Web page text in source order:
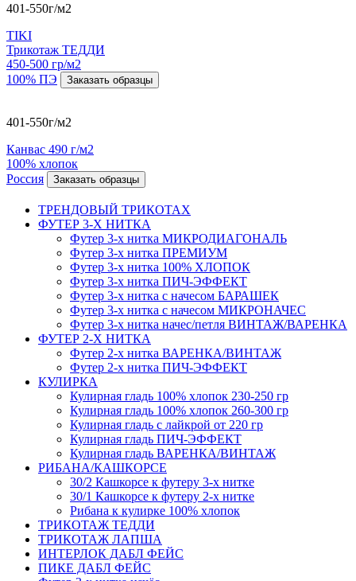
401-550г/м2
TIKI
Трикотаж ТЕДДИ
450-500 гр/м2
100% ПЭ
Заказать образцы
401-550г/м2
Канвас 490 г/м2
100% хлопок
Россия
Заказать образцы
ТРЕНДОВЫЙ ТРИКОТАХ
ФУТЕР 3-Х НИТКА
Футер 3-х нитка МИКРОДИАГОНАЛЬ
Футер 3-х нитка ПРЕМИУМ
Футер 3-х нитка 100% ХЛОПОК
Футер 3-х нитка ПИЧ-ЭФФЕКТ
Футер 3-х нитка с начесом БАРАШЕК
Футер 3-х нитка с начесом МИКРОНАЧЕС
Футер 3-х нитка начес/петля ВИНТАЖ/ВАРЕНКА
ФУТЕР 2-Х НИТКА
Футер 2-х нитка ВАРЕНКА/ВИНТАЖ
Футер 2-х нитка ПИЧ-ЭФФЕКТ
КУЛИРКА
Кулирная гладь 100% хлопок 230-250 гр
Кулирная гладь 100% хлопок 260-300 гр
Кулирная гладь с лайкрой от 220 гр
Кулирная гладь ПИЧ-ЭФФЕКТ
Кулирная гладь ВАРЕНКА/ВИНТАЖ
РИБАНА/КАШКОРСЕ
30/2 Кашкорсе к футеру 3-х нитке
30/1 Кашкорсе к футеру 2-х нитке
Рибана к кулирке 100% хлопок
ТРИКОТАЖ ТЕДДИ
ТРИКОТАЖ ЛАПША
ИНТЕРЛОК ДАБЛ ФЕЙС
ПИКЕ ДАБЛ ФЕЙС